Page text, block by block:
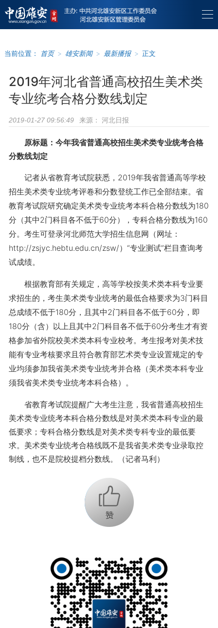
当前位置： 首页 > 雄安新闻 > 最新播报 > 正文
2019年河北省普通高校招生美术类
专业统考合格分数线划定
2019-01-27 09:56:49 来源： 河北日报
原标题：今年我省普通高校招生美术类专业统考合格
分数线划定
记者从省教育考试院获悉，2019年我省普通高等学校
招生美术类专业统考评卷和分数登统工作已全部结束。省
教育考试院研究确定美术类专业统考本科合格分数线为180
分（其中2门科目各不低于60分），专科合格分数线为160
分。考生可登录河北师范大学招生信息网（网址：
http://zsjyc.hebtu.edu.cn/zsw/）“专业测试”栏目查询考
试成绩。
根据教育部有关规定，高等学校按美术类本科专业要
求招生的，考生美术类专业统考的最低合格要求为3门科目
总成绩不低于180分，且其中2门科目各不低于60分，即
180分（含）以上且其中2门科目各不低于60分考生才有资
格参加省外院校美术类本科专业校考。考生报考对美术技
能有专业考核要求且符合教育部艺术类专业设置规定的专
业均须参加我省美术类专业统考并合格（美术类本科专业
须我省美术类专业统考本科合格）。
省教育考试院提醒广大考生注意，我省普通高校招生
美术类专业统考本科合格分数线是对美术类本科专业的最
低要求；专科合格分数线是对美术类专科专业的最低要
求。美术类专业统考合格线既不是我省美术类专业录取控
制线，也不是院校提档分数线。（记者马利）
+1